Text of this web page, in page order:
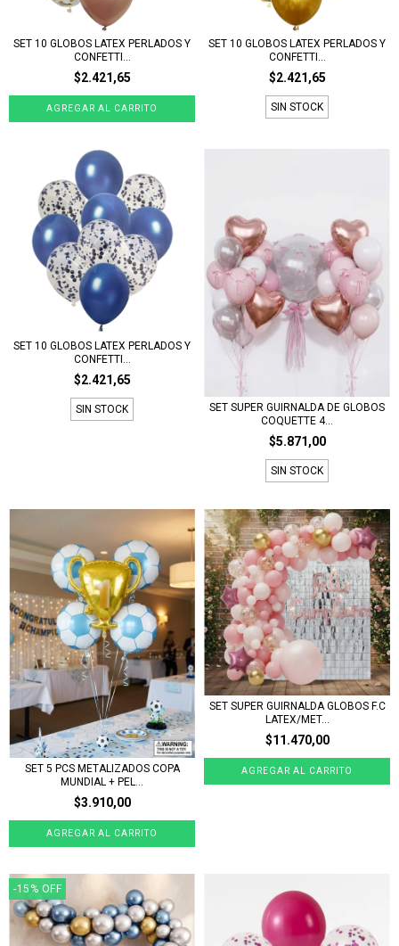
SET 10 GLOBOS LATEX PERLADOS Y
CONFETTI...
$2.421,65
SET 10 GLOBOS LATEX PERLADOS Y
CONFETTI...
$2.421,65
SIN STOCK
SET 10 GLOBOS LATEX PERLADOS Y
CONFETTI...
$2.421,65
SIN STOCK
SET SUPER GUIRNALDA DE GLOBOS
COQUETTE 4...
$5.871,00
SIN STOCK
SET 5 PCS METALIZADOS COPA
MUNDIAL + PEL...
$3.910,00
SET SUPER GUIRNALDA GLOBOS F.C
LATEX/MET...
$11.470,00
-15 % OFF